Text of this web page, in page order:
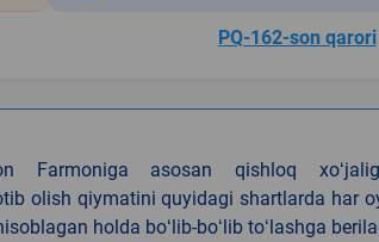
PQ-162-son qarori
Farmoniga asosan qishloq
olish qiymatini quyidagi shartlarda har
holda boʻlib-boʻlib toʻlashga